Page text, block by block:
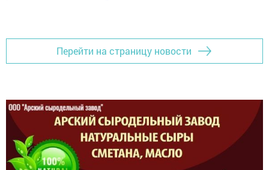
Перейти на страницу новости